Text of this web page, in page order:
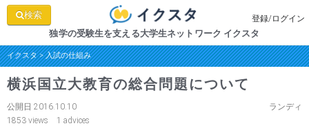
検索 登録/ログイン
独学の受験生を支える大学生ネットワーク イクスタ
イクスタ>入試の仕組み
横浜国立大教育の総合問題について
公開日 2016.10.10
ランディ
1853 views 1 advices